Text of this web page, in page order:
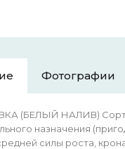
Фотографии
(БЕЛЫЙ НАЛИВ) Сорт:
назначения
силы роста,